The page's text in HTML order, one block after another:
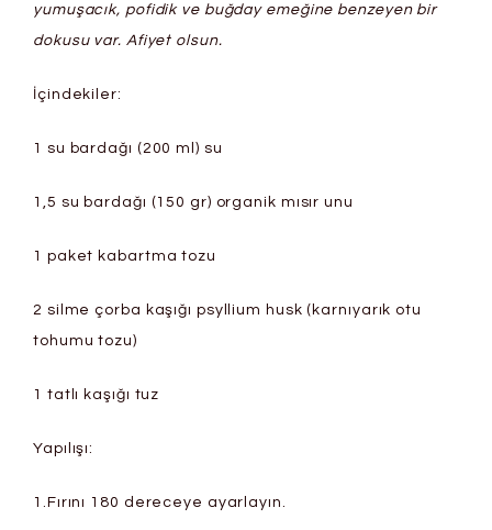
yumuşacık, pofidik ve buğday emeğine benzeyen bir
dokusu var. Afiyet olsun.
İçindekiler:
1 su bardağı (200 ml) su
1,5 su bardağı (150 gr) organik mısır unu
1 paket kabartma tozu
2 silme çorba kaşığı psyllium husk (karnıyarık otu
tohumu tozu)
1 tatlı kaşığı tuz
Yapılışı:
1.Fırını 180 dereceye ayarlayın.